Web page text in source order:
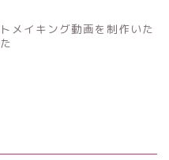
メイキング動画を制作いた